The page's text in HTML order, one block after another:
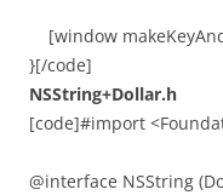
[window
}[/code]
NSString+Dollar.h
[code]#import
@interface NSString